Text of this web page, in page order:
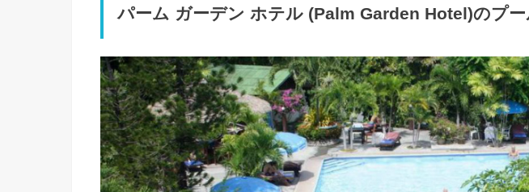
パーム ガーデン ホテル (Palm Garden Hotel)のプ